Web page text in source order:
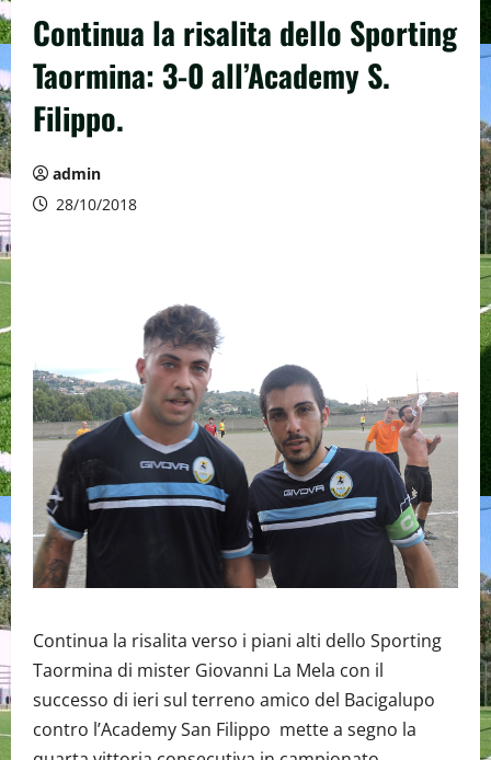
Continua la risalita dello Sporting
Taormina: 3-0 all’Academy S.
Filippo.
admin
28/10/2018
Continua la risalita verso i piani alti dello Sporting
Taormina di mister Giovanni La Mela con il
successo di ieri sul terreno amico del Bacigalupo
contro l’Academy San Filippo mette a segno la